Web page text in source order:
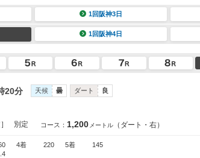
1回阪神3日
1回阪神4日
20分 天候 曇 ダート 良
別定 コース： 1,200 メートル （ダート・右）
4着 220 5着
145